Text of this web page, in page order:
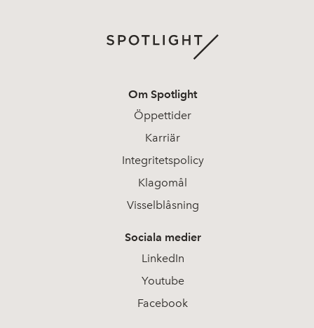
Om Spotlight
Öppettider
Karriär
Integritetspolicy
Klagomål
Visselblåsning
Sociala medier
LinkedIn
Youtube
Facebook